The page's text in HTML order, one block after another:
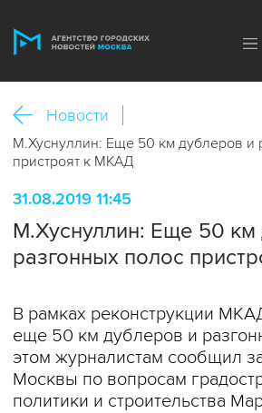
Новости
М.Хуснуллин: Еще 50 км дублеров и
пристроят к МКАД
31.08.2019 11:45
М.Хуснуллин: Еще 50 км
разгонных полос
В рамках реконструкции
еще 50 км дублеров и
этом журналистам сообщил
Москвы по вопросам
политики и строительства